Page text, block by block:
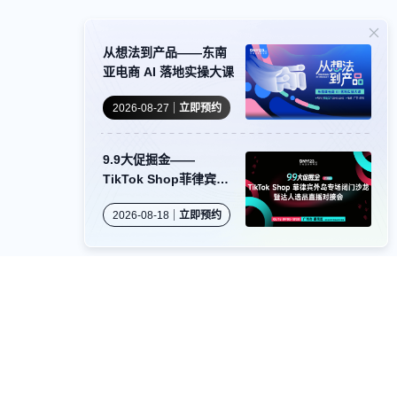
从想法到产品——东南
亚电商 AI 落地实操大课
2026-08-27 立即预约
9.9大促掘金——
TikTok Shop菲律宾外
选品直播对接会
2026-08-18 立即预约